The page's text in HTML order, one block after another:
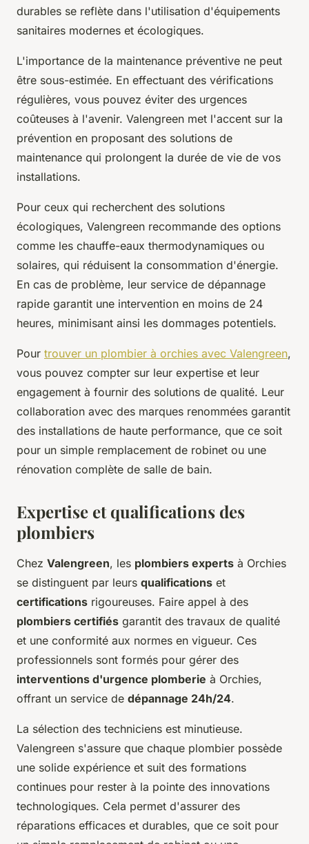
durables se reflète dans l'utilisation d'équipements
sanitaires modernes et écologiques.
L'importance de la maintenance préventive ne peut
être sous-estimée. En effectuant des vérifications
régulières, vous pouvez éviter des urgences
coûteuses à l'avenir. Valengreen met l'accent sur la
prévention en proposant des solutions de
maintenance qui prolongent la durée de vie de vos
installations.
Pour ceux qui recherchent des solutions
écologiques, Valengreen recommande des options
comme les chauffe-eaux thermodynamiques ou
solaires, qui réduisent la consommation d'énergie.
En cas de problème, leur service de dépannage
rapide garantit une intervention en moins de 24
heures, minimisant ainsi les dommages potentiels.
Pour trouver un plombier à orchies avec Valengreen,
vous pouvez compter sur leur expertise et leur
engagement à fournir des solutions de qualité. Leur
collaboration avec des marques renommées garantit
des installations de haute performance, que ce soit
pour un simple remplacement de robinet ou une
rénovation complète de salle de bain.
Expertise et qualifications des
plombiers
Chez Valengreen, les plombiers experts à Orchies
se distinguent par leurs qualifications et
certifications rigoureuses. Faire appel à des
plombiers certifiés garantit des travaux de qualité
et une conformité aux normes en vigueur. Ces
professionnels sont formés pour gérer des
interventions d'urgence plomberie à Orchies,
offrant un service de dépannage 24h/24.
La sélection des techniciens est minutieuse.
Valengreen s'assure que chaque plombier possède
une solide expérience et suit des formations
continues pour rester à la pointe des innovations
technologiques. Cela permet d'assurer des
réparations efficaces et durables, que ce soit pour